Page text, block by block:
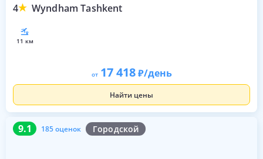
4 Wyndham Tashkent
11 км
от 17 418 /день
Найти цены
9.1 185 оценок Городской
9.1 185 оценок